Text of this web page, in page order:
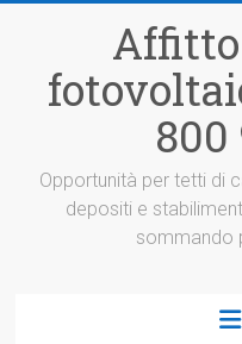
800
Opportunità per tetti di
depositi e
sommando